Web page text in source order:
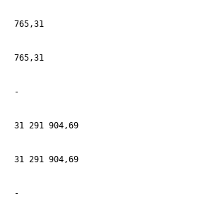
765,31
765,31
-
31 291 904,69
31 291 904,69
-